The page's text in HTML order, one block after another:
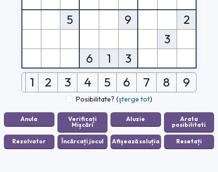
5 9
2
3
6
1 3
1 2 3 4 5 6 7 8 9
Posibilitate? (șterge tot)